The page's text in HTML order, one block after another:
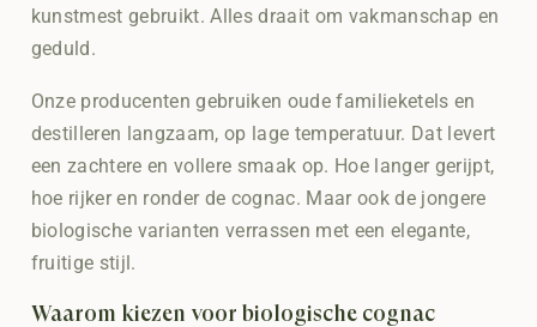
kunstmest gebruikt. Alles draait om vakmanschap en
geduld.
Onze producenten gebruiken oude familieketels en
destilleren langzaam, op lage temperatuur. Dat levert
een zachtere en vollere smaak op. Hoe langer gerijpt,
hoe rijker en ronder de cognac. Maar ook de jongere
biologische varianten verrassen met een elegante,
fruitige stijl.
Waarom kiezen voor biologische cognac